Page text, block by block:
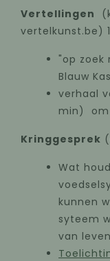
Vertellingen
vertelkunst.be)
"op zoek
Blauw
verhaal
min) om
Kringgesprek
Wat
kunnen
syteem
van